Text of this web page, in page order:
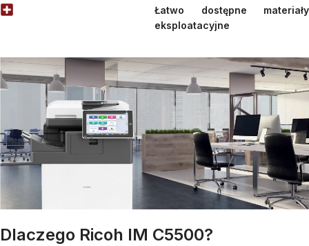
Łatwo dostępne materiały
eksploatacyjne
Dlaczego Ricoh IM C5500?